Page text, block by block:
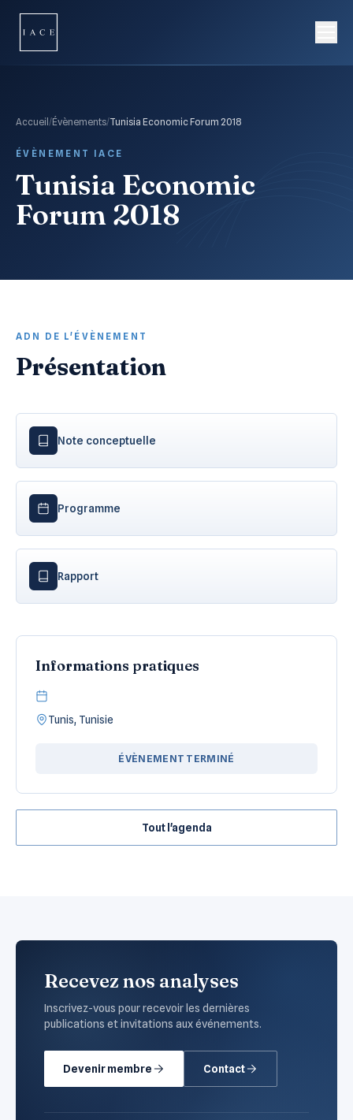
Accueil /Évènements/Tunisia Economic Forum 2018
ÉVÈNEMENT IACE
Tunisia Economic
Forum 2018
ADN DE L'ÉVÈNEMENT
Présentation
Note conceptuelle
Programme
Rapport
Informations pratiques
Tunis, Tunisie
ÉVÈNEMENT TERMINÉ
Tout l'agenda
Recevez nos analyses
Inscrivez-vous pour recevoir les dernières
publications et invitations aux événements.
Devenir membre Contact